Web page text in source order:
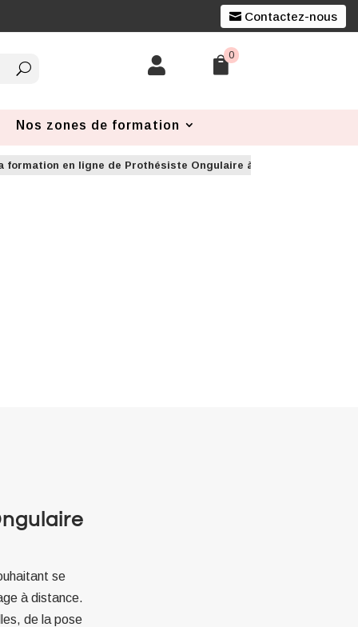
Contactez-nous
 0
Nos zones de formation
formation en ligne de Prothésiste Ongulaire à Lyon
se
à distance.
de la pose